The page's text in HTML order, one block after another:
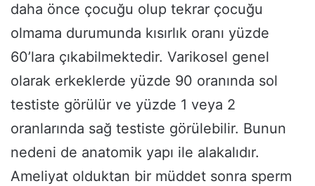
daha önce çocuğu olup tekrar çocuğu
olmama durumunda kısırlık oranı yüzde
60’lara çıkabilmektedir. Varikosel genel
olarak erkeklerde yüzde 90 oranında sol
testiste görülür ve yüzde 1 veya 2
oranlarında sağ testiste görülebilir. Bunun
nedeni de anatomik yapı ile alakalıdır.
Ameliyat olduktan bir müddet sonra sperm